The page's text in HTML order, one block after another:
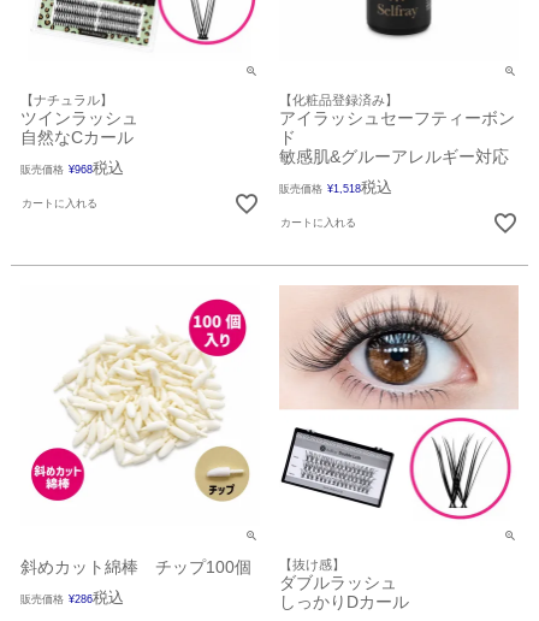
【ナチュラル】
ツインラッシュ
自然なCカール
販売価格 ¥968税込
カートに入れる
【化粧品登録済み】
アイラッシュセーフティーボン
ド
敏感肌&グルーアレルギー対応
販売価格 ¥1,518税込
カートに入れる
斜めカット綿棒 チップ100個
販売価格 ¥286税込
【抜け感】
ダブルラッシュ
しっかりDカール